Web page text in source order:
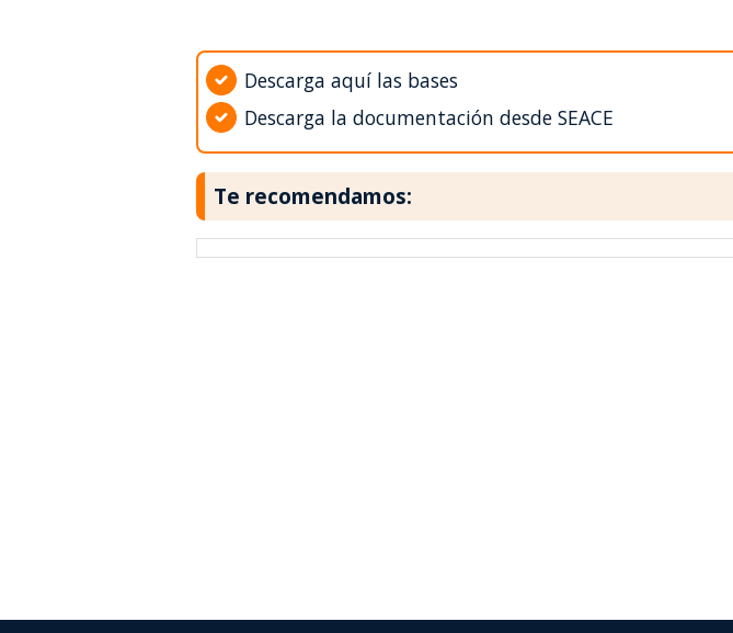
Descarga aquí las bases
Descarga la documentación desde SEACE
Te recomendamos: